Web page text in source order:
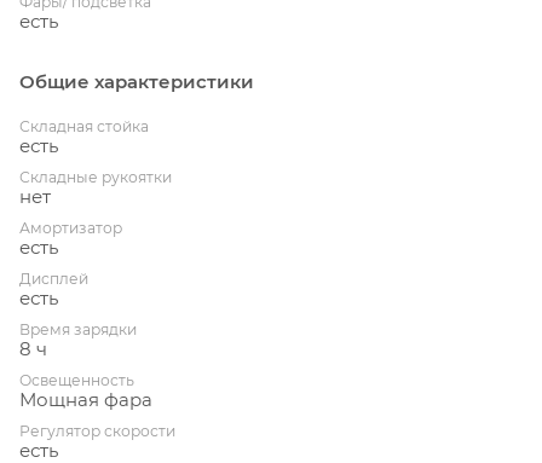
есть
Общие характеристики
Складная стойка
есть
Складные рукоятки
нет
Амортизатор
есть
Дисплей
есть
Время зарядки
8 ч
Освещенность
Мощная фара
Регулятор скорости
есть